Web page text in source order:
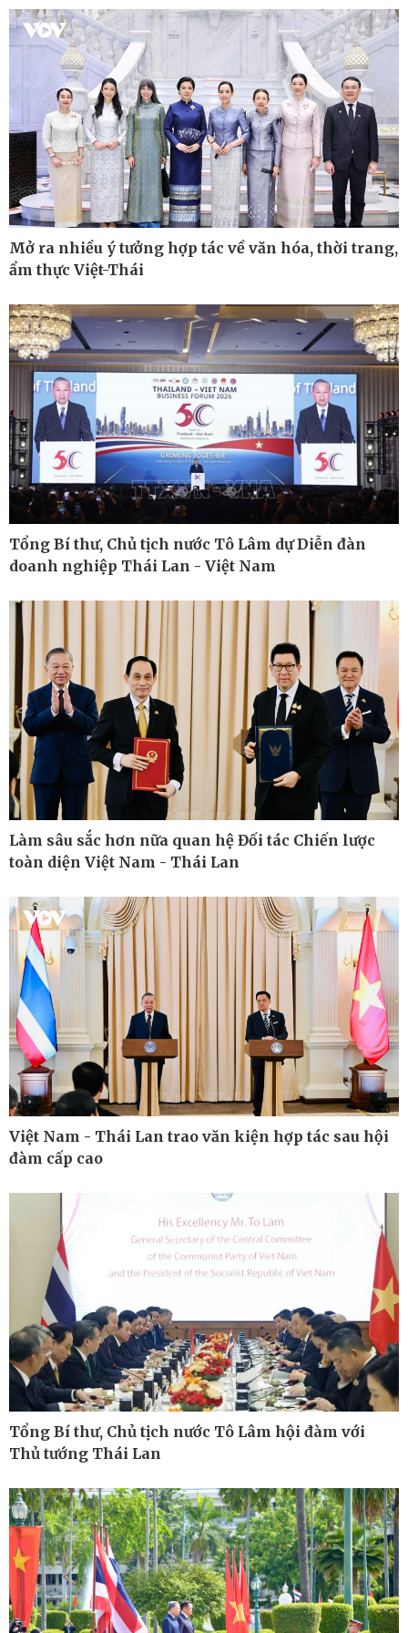
Cuộc sống đó đây
Hồ sơ
Video
E-Magazine
Infographic
Kinh tế
Bất động sản
Khởi nghiệp
Thị trường
Giá vàng
Tiêu dùng
Chứng khoán
Giá cà phê
Pháp luật
Vụ án
Tin nóng
Tư vấn luật
Thể thao
Pickleball
Bóng đá quốc tế
Bóng đá Việt Nam
Thế giới thể thao
Lịch thi đấu bóng đá
eSports
Hậu trường
Ô tô
Xe máy
Tư vấn
Thông tin doanh nghiệp
Doanh nghiệp 24h
Doanh nhân
Vì cộng đồng
Mở ra nhiều ý tưởng hợp tác về văn hóa, thời trang,
ẩm thực Việt-Thái
Tổng Bí thư, Chủ tịch nước Tô Lâm dự Diễn đàn
doanh nghiệp Thái Lan - Việt Nam
Làm sâu sắc hơn nữa quan hệ Đối tác Chiến lược
toàn diện Việt Nam - Thái Lan
Việt Nam - Thái Lan trao văn kiện hợp tác sau hội
đàm cấp cao
Tổng Bí thư, Chủ tịch nước Tô Lâm hội đàm với
Thủ tướng Thái Lan